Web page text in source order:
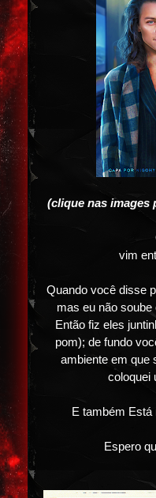
(clique nas images
vim
Quando você disse
mas eu não soube
Então fiz eles
pom); de fundo
ambiente em que
coloquei
E também Está
Espero